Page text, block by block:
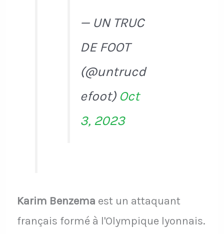
— UN TRUC
DE FOOT
(@untrucd
efoot) Oct
3, 2023
Karim Benzema est un attaquant
français formé à l'Olympique lyonnais.